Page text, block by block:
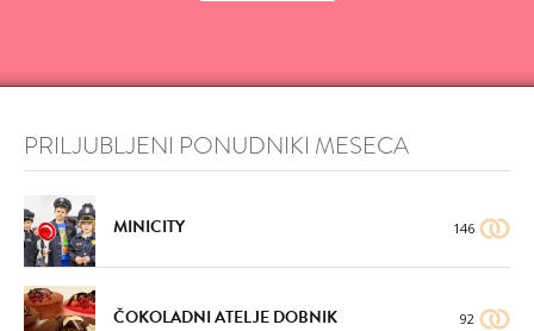
PRILJUBLJENI PONUDNIKI MESECA
MINICITY 146
ČOKOLADNI ATELJE DOBNIK 92